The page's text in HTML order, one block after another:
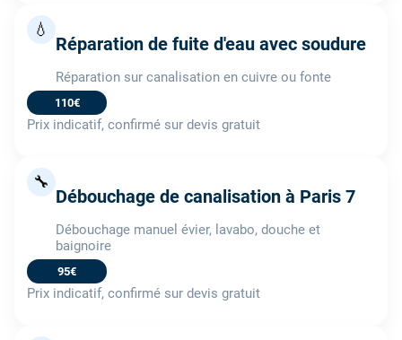
💧
Réparation de fuite d'eau avec soudure
Réparation sur canalisation en cuivre ou fonte
110€
Prix indicatif, confirmé sur devis gratuit
🔧
Débouchage de canalisation à Paris 7
Débouchage manuel évier, lavabo, douche et
baignoire
95€
Prix indicatif, confirmé sur devis gratuit